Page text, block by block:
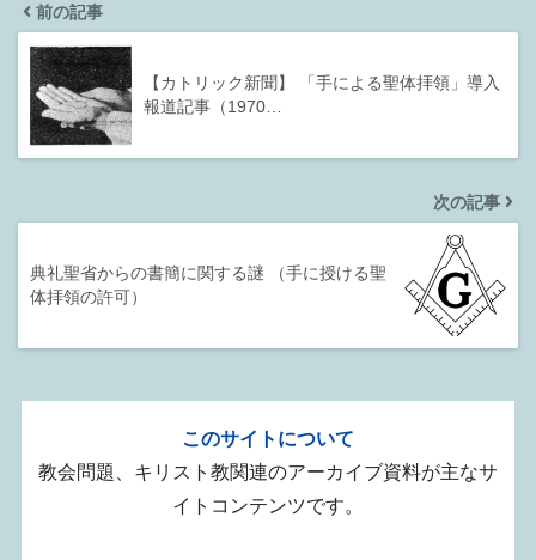
前の記事
【カトリック新聞】 「手による聖体拝領」導入
報道記事（1970…
次の記事
典礼聖省からの書簡に関する謎 （手に授ける聖
体拝領の許可）
このサイトについて
教会問題、キリスト教関連のアーカイブ資料が主なサ
イトコンテンツです。